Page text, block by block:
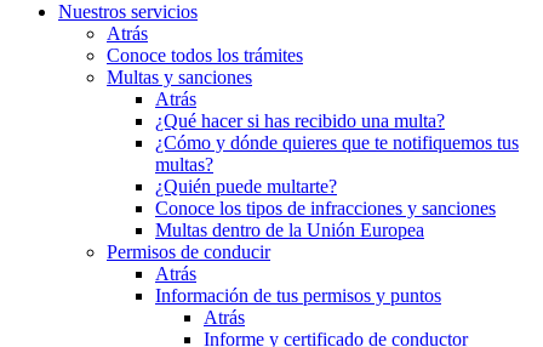
Nuestros servicios
Atrás
Conoce todos los trámites
Multas y sanciones
Atrás
¿Qué hacer si has recibido una multa?
¿Cómo y dónde quieres que te notifiquemos tus
multas?
¿Quién puede multarte?
Conoce los tipos de infracciones y sanciones
Multas dentro de la Unión Europea
Permisos de conducir
Atrás
Información de tus permisos y puntos
Atrás
Informe y certificado de conductor